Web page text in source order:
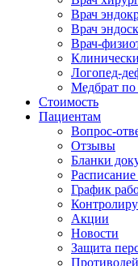
Врач
Врач
Врач-
Логопед-
Медбрат по
Стоимость
Пациентам
Вопрос-
Отзывы
Бланки
График
Акции
Новости
Защита